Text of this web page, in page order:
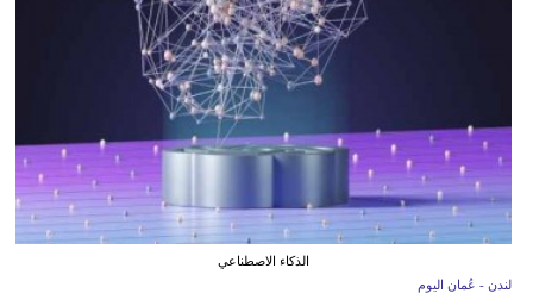
الذكاء الاصطناعي
لندن - عُمان اليوم